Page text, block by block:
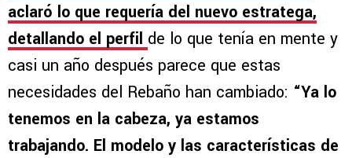
aclaró lo que requería del nuevo estratega,
detallando el perfil de lo que tenía en mente y
casi un año después parece que estas
necesidades del Rebaño han cambiado: “Ya lo
tenemos en la cabeza, ya estamos
trabajando. El modelo y las características de